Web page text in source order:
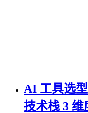
AI 工具选
技术栈 3